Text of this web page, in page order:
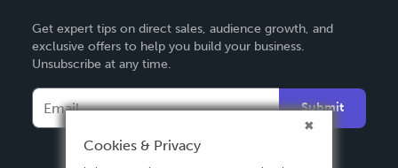
Deutsch
Français
Español
Get expert tips on direct sales, audience growth, and
exclusive offers to help you build your business.
Unsubscribe at any time.
Submit
Cookies & Privacy